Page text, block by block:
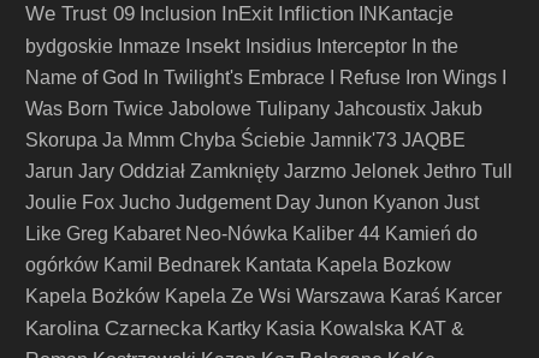
We Trust 09 Inclusion InExit Infliction INKantacje
bydgoskie Inmaze Insekt Insidius Interceptor In the
Name of God
In Twilight's Embrace I Refuse Iron Wings
Was Born Twice Jabolowe Tulipany Jahcoustix Jakub
Skorupa Ja Mmm Chyba Ściebie Jamnik'73 JAQBE
Jarun Jary Oddział Zamknięty Jarzmo Jelonek Jethro Tull
Joulie Fox Jucho Judgement Day Junon Kyanon Just
Like Greg Kabaret Neo-Nówka Kaliber 44 Kamień do
ogórków Kamil Bednarek Kantata Kapela Bozkow
Kapela Bożków Kapela Ze Wsi Warszawa Karaś Karcer
Karolina Czarnecka Kartky Kasia Kowalska KAT &